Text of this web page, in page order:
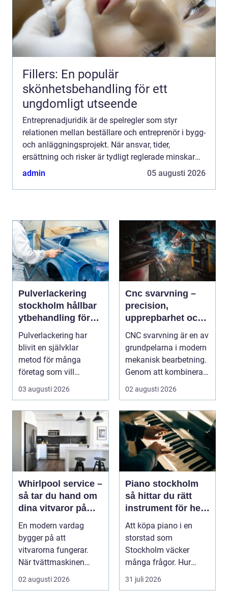
Fillers: En populär
skönhetsbehandling för ett
ungdomligt utseende
Entreprenadjuridik är de spelregler som styr
relationen mellan beställare och entreprenör i bygg-
och anläggningsprojekt. När ansvar, tider,
ersättning och risker är tydligt reglerade minskar
konflikterna, kostnaderna hålls nere och projekten
admin 05 augusti 2026
Pulverlackering
stockholm hållbar
ytbehandling för
industri och design
Pulverlackering har
blivit en självklar
metod för många
företag som vill
kombinera slitstyrka,
desig...
03 augusti 2026
Cnc svarvning –
precision,
upprepbarhet och
smart produktion
CNC svarvning är en av
grundpelarna i modern
mekanisk bearbetning.
Genom att kombinera
02 augusti 2026
Whirlpool service –
så tar du hand om
dina vitvaror på
rätt sätt
En modern vardag
bygger på att
vitvarorna fungerar.
När tvättmaskinen
stannar, diskm...
02 augusti 2026
Piano stockholm
så hittar du rätt
instrument för hem
och scen
Att köpa piano i en
storstad som
Stockholm väcker
många frågor. Hur
hittar man ett
instrument som bå...
31 juli 2026